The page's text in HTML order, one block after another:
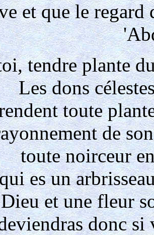
et que le regard
tendre plante
Les dons
toute
de
toute noirceur
es un
Dieu et une fleur
donc